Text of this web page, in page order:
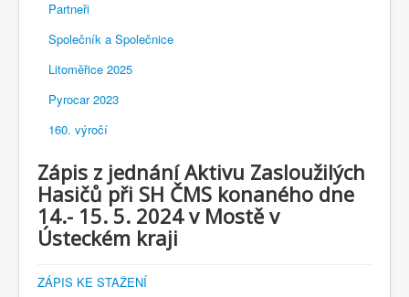
Partneři
Společník a Společnice
Litoměřice 2025
Pyrocar 2023
160. výročí
Zápis z jednání Aktivu Zasloužilých
Hasičů při SH ČMS konaného dne
14.- 15. 5. 2024 v Mostě v
Ústeckém kraji
ZÁPIS KE STAŽENÍ